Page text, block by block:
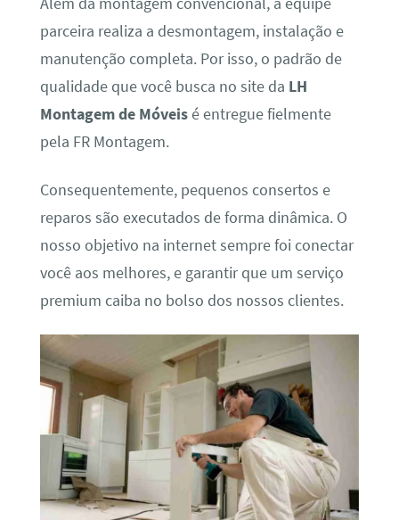
Além da montagem convencional, a equipe
parceira realiza a desmontagem, instalação e
manutenção completa. Por isso, o padrão de
qualidade que você busca no site da LH
Montagem de Móveisé entregue fielmente
pela FR Montagem.
Consequentemente, pequenos consertos e
reparos são executados de forma dinâmica. O
nosso objetivo na internet sempre foi conectar
você aos melhores, e garantir que um serviço
premium caiba no bolso dos nossos clientes.